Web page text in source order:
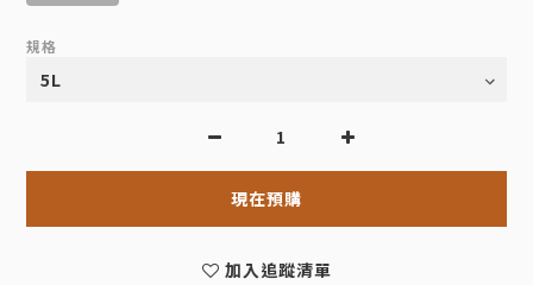
規格
現在預購
加入追蹤清單